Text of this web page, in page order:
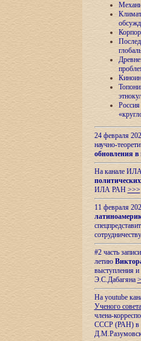
24 февраля
научно-
обновления в
На канале
ИЛА РАН >>>
11 февраля
#2 часть
летию
выступления
Э.С.Дабагяна
На youtube
Ученого
члена-
СССР (РАН) в